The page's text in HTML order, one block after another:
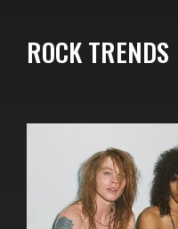
ROCK TRENDS